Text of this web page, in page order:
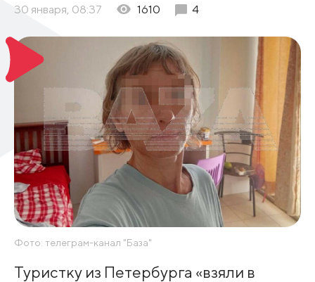
30 января, 08:37 1610 4
Фото: телеграм-канал "База"
Туристку из Петербурга «взяли в